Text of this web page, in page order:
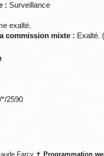
: Surveillance
exalté.
commission mixte : Exalté.
2590
Farcy ✝ Programmation